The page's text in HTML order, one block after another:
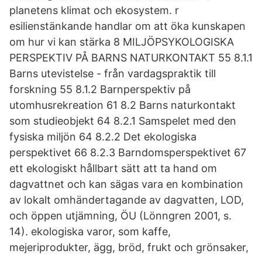
planetens klimat och ekosystem. r
esilienstänkande handlar om att öka kunskapen
om hur vi kan stärka 8 MILJÖPSYKOLOGISKA
PERSPEKTIV PÅ BARNS NATURKONTAKT 55 8.1.1
Barns utevistelse - från vardagspraktik till
forskning 55 8.1.2 Barnperspektiv på
utomhusrekreation 61 8.2 Barns naturkontakt
som studieobjekt 64 8.2.1 Samspelet med den
fysiska miljön 64 8.2.2 Det ekologiska
perspektivet 66 8.2.3 Barndomsperspektivet 67
ett ekologiskt hållbart sätt att ta hand om
dagvattnet och kan sägas vara en kombination
av lokalt omhändertagande av dagvatten, LOD,
och öppen utjämning, ÖU (Lönngren 2001, s.
14). ekologiska varor, som kaffe,
mejeriprodukter, ägg, bröd, frukt och grönsaker,